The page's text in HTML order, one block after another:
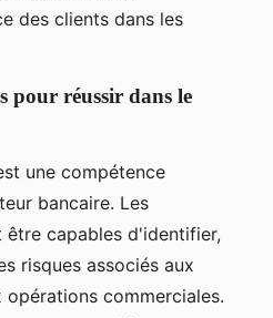
des clients dans les
pour réussir dans le
une compétence
bancaire. Les
capables d'identifier,
risques associés aux
opérations commerciales.